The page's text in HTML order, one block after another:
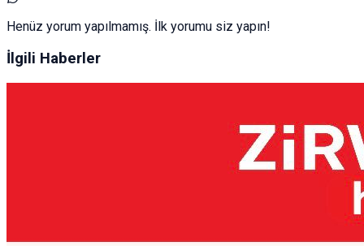
Henüz yorum yapılmamış. İlk yorumu siz yapın!
İlgili Haberler